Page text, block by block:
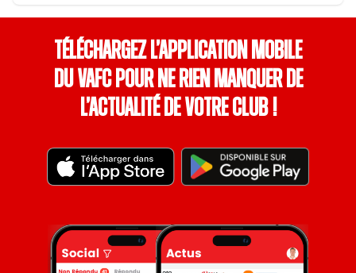
Téléchargez l’application mobile
du VAFC pour ne rien manquer de
l’actualité de votre club !